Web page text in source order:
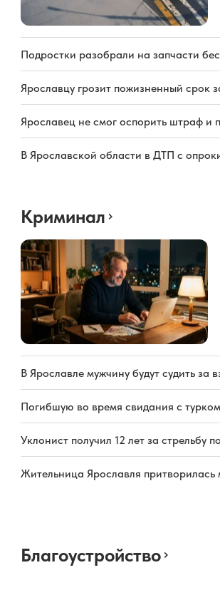
Подростки разобрали на запчасти
Ярославцу грозит пожизненный срок
Ярославец не смог оспорить штраф и
В Ярославской области в ДТП с
Криминал
В Ярославле мужчину будут судить за
Погибшую во время свидания с
Уклонист получил 12 лет за стрельбу
Жительница Ярославля
Благоустройство